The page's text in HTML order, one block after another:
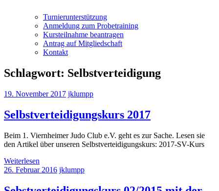
Turnierunterstützung
Anmeldung zum Probetraining
Kursteilnahme beantragen
Antrag auf Mitgliedschaft
Kontakt
Schlagwort: Selbstverteidigung
19. November 2017 jklumpp
Selbstverteidigungskurs 2017
Beim 1. Viernheimer Judo Club e.V. geht es zur Sache. Lesen sie
den Artikel über unseren Selbstverteidigungskurs: 2017-SV-Kurs
Weiterlesen
26. Februar 2016 jklumpp